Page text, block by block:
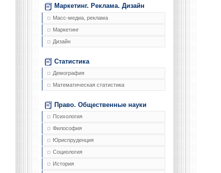
Маркетинг. Реклама. Дизайн
Масс-медиа, реклама
Маркетинг
Дизайн
Статистика
Демография
Математическая статистика
Право. Общественные науки
Психология
Философия
Юриспруденция
Социология
История